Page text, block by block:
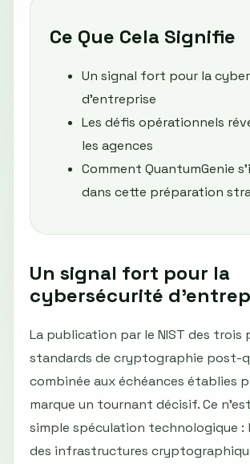
Ce Que Cela Signifie
Un signal fort pour la
d’entreprise
Les défis opérationnels
les agences
Comment QuantumGenie
dans cette préparation
Un signal fort pour la
cybersécurité
La publication par le NIST des trois
standards de cryptographie post-
combinée aux échéances établies
marque un tournant décisif. Ce
simple spéculation technologique :
des infrastructures